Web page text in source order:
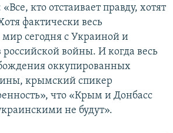
«Все, кто отстаивает правду, хотят
фактически весь
сегодня с Украиной и
российской войны. И когда весь
оккупированных
крымский спикер
что «Крым и Донбасс
не будут».